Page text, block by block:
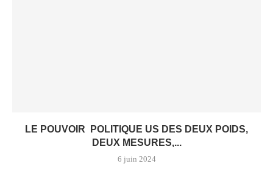
LE POUVOIR POLITIQUE US DES DEUX POIDS,
DEUX MESURES,...
6 juin 2024